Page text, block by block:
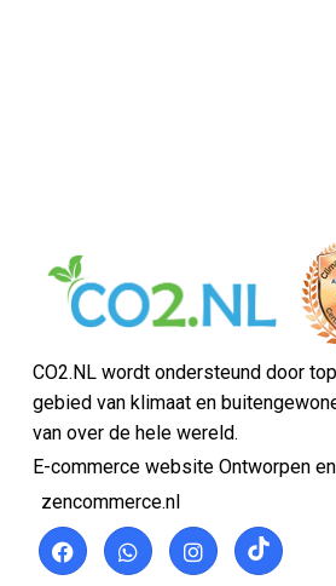
CO2.NL wordt ondersteund door
gebied van klimaat en
van over de hele wereld.
E-commerce website Ontworpen
zencommerce.nl